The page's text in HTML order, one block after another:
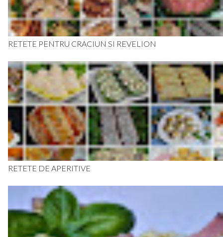
RETETE PENTRU CRACIUN SI REVELION
RETETE DE APERITIVE